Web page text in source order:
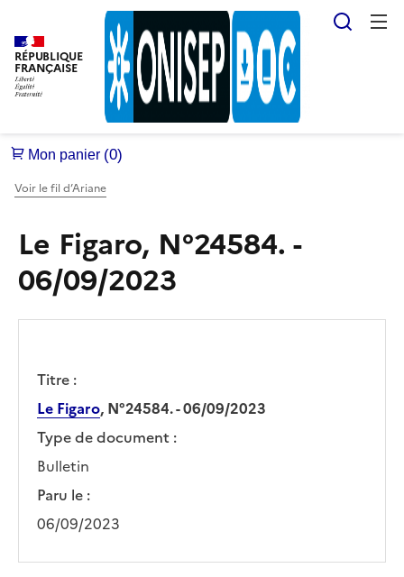
RÉPUBLIQUE
FRANÇAISE
Voir le fil d’Ariane
Le Figaro, N°24584. -
06/09/2023
Titre :
Le Figaro, N°24584. - 06/09/2023
Type de document :
Bulletin
Paru le :
06/09/2023